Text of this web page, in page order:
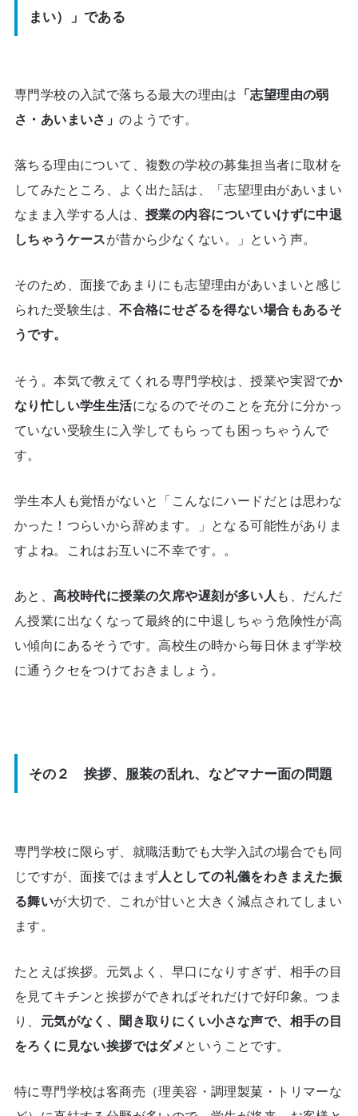
まい）」である
専門学校の入試で落ちる最大の理由は 「志望理由の弱
さ・あいまいさ」のようです。
落ちる理由について、複数の学校の募集担当者に取材を
してみたところ、よく出た話は、「志望理由があいまい
なまま入学する人は、授業の内容についていけずに中退
しちゃうケースが昔から少なくない。」という声。
そのため、面接であまりにも志望理由があいまいと感じ
られた受験生は、不合格にせざるを得ない場合もあるそ
うです。
そう。本気で教えてくれる専門学校は、授業や実習でか
なり忙しい学生生活になるのでそのことを充分に分かっ
ていない受験生に入学してもらっても困っちゃうんで
す。
学生本人も覚悟がないと「こんなにハードだとは思わな
かった！つらいから辞めます。」となる可能性がありま
すよね。これはお互いに不幸です。。
あと、高校時代に授業の欠席や遅刻が多い人 も、だんだ
ん授業に出なくなって最終的に中退しちゃう危険性が高
い傾向にあるそうです。高校生の時から毎日休まず学校
に通うクセをつけておきましょう。
その２ 挨拶、服装の乱れ、などマナー面の問題
専門学校に限らず、就職活動でも大学入試の場合でも同
じですが、面接ではまず人としての礼儀をわきまえた振
る舞いが大切で、これが甘いと大きく減点されてしまい
ます。
たとえば挨拶。元気よく、早口になりすぎず、相手の目
を見てキチンと挨拶ができればそれだけで好印象。つま
り、 元気がなく、聞き取りにくい小さな声で、相手の目
をろくに見ない挨拶ではダメ ということです。
特に専門学校は客商売（理美容・調理製菓・トリマーな